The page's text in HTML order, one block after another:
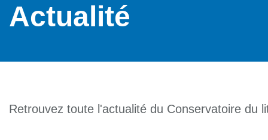
Actualité
Retrouvez toute l'actualité du Conservatoire du